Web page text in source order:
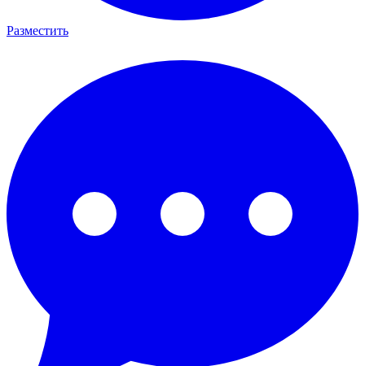
Разместить